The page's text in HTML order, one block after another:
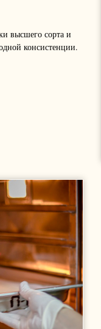
высшего сорта и
консистенции.